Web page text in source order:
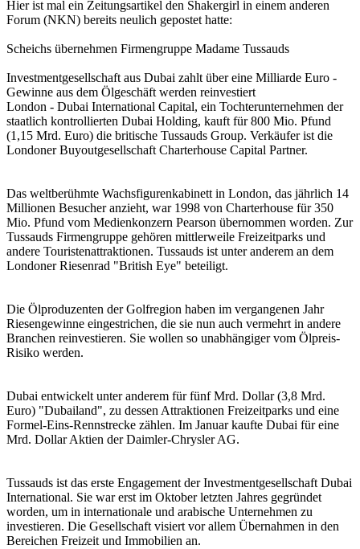
Hier ist mal ein Zeitungsartikel den Shakergirl in einem anderen
Forum (NKN) bereits neulich gepostet hatte:
Scheichs übernehmen Firmengruppe Madame Tussauds
Investmentgesellschaft aus Dubai zahlt über eine Milliarde Euro -
Gewinne aus dem Ölgeschäft werden reinvestiert
London - Dubai International Capital, ein Tochterunternehmen der
staatlich kontrollierten Dubai Holding, kauft für 800 Mio. Pfund
(1,15 Mrd. Euro) die britische Tussauds Group. Verkäufer ist die
Londoner Buyoutgesellschaft Charterhouse Capital Partner.
Das weltberühmte Wachsfigurenkabinett in London, das jährlich 14
Millionen Besucher anzieht, war 1998 von Charterhouse für 350
Mio. Pfund vom Medienkonzern Pearson übernommen worden. Zur
Tussauds Firmengruppe gehören mittlerweile Freizeitparks und
andere Touristenattraktionen. Tussauds ist unter anderem an dem
Londoner Riesenrad "British Eye" beteiligt.
Die Ölproduzenten der Golfregion haben im vergangenen Jahr
Riesengewinne eingestrichen, die sie nun auch vermehrt in andere
Branchen reinvestieren. Sie wollen so unabhängiger vom Ölpreis-
Risiko werden.
Dubai entwickelt unter anderem für fünf Mrd. Dollar (3,8 Mrd.
Euro) "Dubailand", zu dessen Attraktionen Freizeitparks und eine
Formel-Eins-Rennstrecke zählen. Im Januar kaufte Dubai für eine
Mrd. Dollar Aktien der Daimler-Chrysler AG.
Tussauds ist das erste Engagement der Investmentgesellschaft Dubai
International. Sie war erst im Oktober letzten Jahres gegründet
worden, um in internationale und arabische Unternehmen zu
investieren. Die Gesellschaft visiert vor allem Übernahmen in den
Bereichen Freizeit und Immobilien an.